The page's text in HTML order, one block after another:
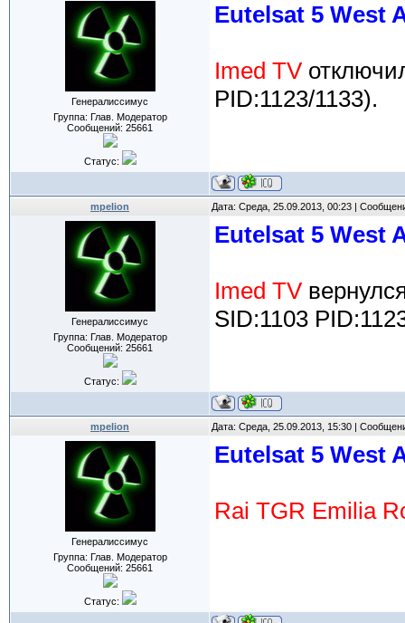
Генералиссимус
Группа: Глав. Модератор
Сообщений: 25661
Статус:
Eutelsat 5 West
Imed TV
PID:1123/1133).
mpelion Дата: Среда, 25.09.2013, 00:23 |
Генералиссимус
Группа: Глав. Модератор
Сообщений: 25661
Статус:
Eutelsat 5 West
Imed TV
SID:1103
mpelion Дата: Среда, 25.09.2013, 15:30 |
Генералиссимус
Группа: Глав. Модератор
Сообщений: 25661
Статус:
Eutelsat 5 West
Rai TGR Emilia